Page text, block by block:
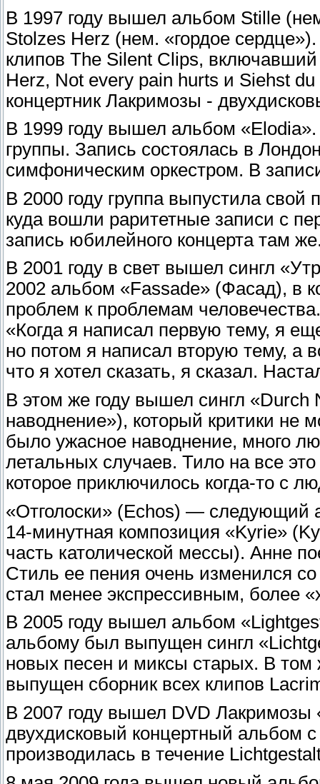
В 1997 году вышел альбом Stille
Stolzes Herz (нем. «гордое
клипов The Silent Clips,
Herz, Not every pain hurts и Siehst
концертник Лакримозы -
В 1999 году вышел альбом
группы. Запись состоялась в
симфоническим оркестром. В
В 2000 году группа выпустила
куда вошли раритетные записи с
запись юбилейного концерта там
В 2001 году в свет вышел сингл
2002 альбом «Fassade» (Фасад), в
проблем к проблемам
«Когда я написал первую тему, я
но потом я написал вторую тему, а
что я хотел сказать, я сказал.
В этом же году вышел сингл «Durch
наводнение»), который критики не
было ужасное наводнение, много
летальных случаев. Тило на все
которое приключилось когда-то с
«Отголоски» (Echos) — следующий
14-минутная композиция «Kyrie»
часть католической мессы). Анне
Стиль ее пения очень изменился
стал менее экспрессивным, более
В 2005 году вышел альбом
альбому был выпущен сингл
новых песен и миксы старых. В том
выпущен сборник всех клипов
В 2007 году вышел DVD Лакримозы
двухдисковый концертный альбом
производилась в течение